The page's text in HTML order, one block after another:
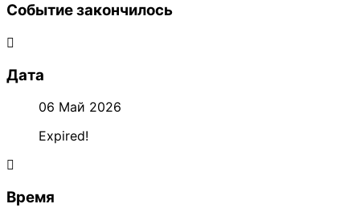
Событие закончилось
Дата
06 Май 2026
Expired!
Время